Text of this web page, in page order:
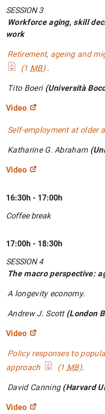
SESSION 3
Workforce aging, skill
work
Retirement, ageing and
(1 MB) .
Tito Boeri (Università
Video
Self-employment at older
Katharine G. Abraham
Video
16:30h - 17:00h
Coffee break
17:00h - 18:30h
SESSION 4
The macro perspective:
A longevity economy.
Andrew J. Scott (London
Video
Policy responses to
approach
(1 MB).
David Canning (Harvard
Video